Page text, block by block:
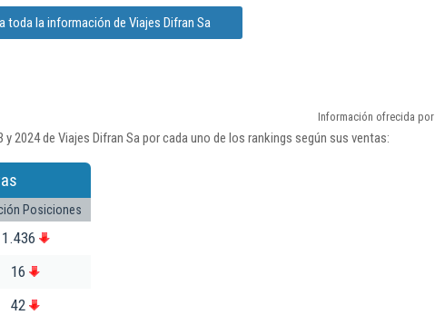
toda la información de Viajes Difran Sa
Información ofrecida por
de Viajes Difran Sa por cada uno de los rankings según sus ventas:
Posiciones
1.436
16
42